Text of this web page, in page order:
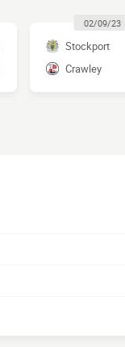
02/09/23
Stockport
Crawley